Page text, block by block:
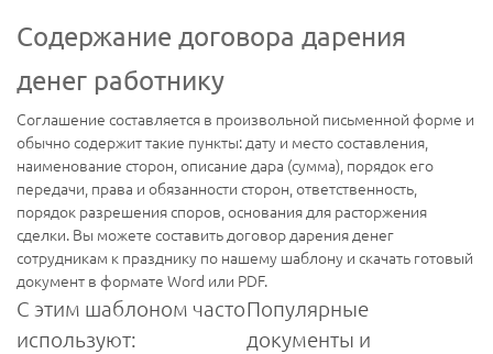
Содержание договора дарения
денег работнику
Соглашение составляется в произвольной письменной форме и
обычно содержит такие пункты: дату и место составления,
наименование сторон, описание дара (сумма), порядок его
передачи, права и обязанности сторон, ответственность,
порядок разрешения споров, основания для расторжения
сделки. Вы можете составить договор дарения денег
сотрудникам к празднику по нашему шаблону и скачать готовый
документ в формате Word или PDF.
С этим шаблоном часто
используют:
Популярные
документы и